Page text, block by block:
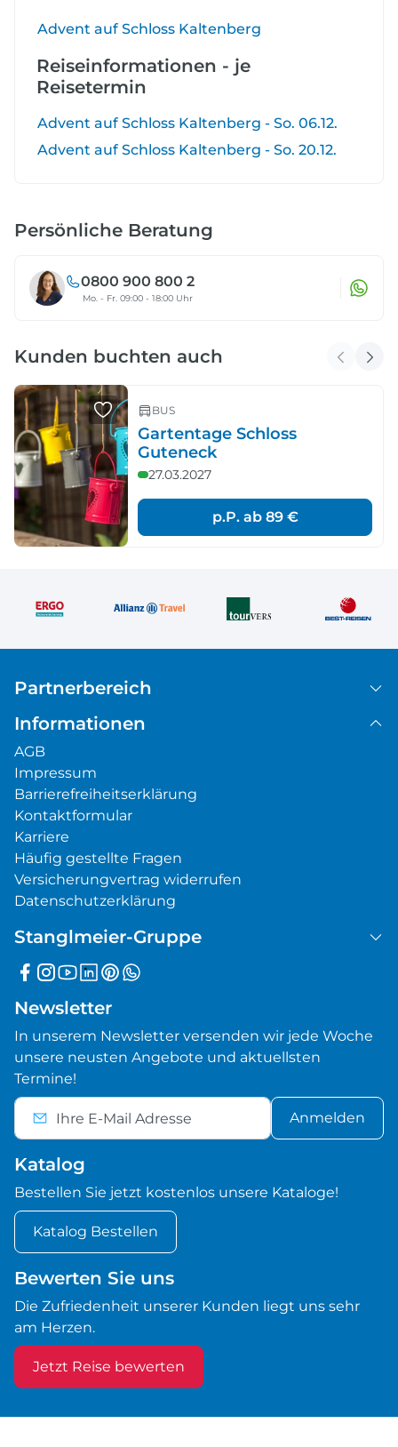
Advent auf Schloss Kaltenberg
Reiseinformationen - je
Reisetermin
Advent auf Schloss Kaltenberg - So. 06.12.
Advent auf Schloss Kaltenberg - So. 20.12.
Persönliche Beratung
0800 900 800 2
Mo. - Fr. 09:00 - 18:00 Uhr
Kunden buchten auch
BUS
Gartentage Schloss
Guteneck
27.03.2027
p.P. ab 89 €
Partnerbereich
Informationen
AGB
Impressum
Barrierefreiheitserklärung
Kontaktformular
Karriere
Häufig gestellte Fragen
Versicherungvertrag widerrufen
Datenschutzerklärung
Stanglmeier-Gruppe
Newsletter
In unserem Newsletter versenden wir jede Woche
unsere neusten Angebote und aktuellsten
Termine!
Anmelden
Katalog
Bestellen Sie jetzt kostenlos unsere Kataloge!
Katalog Bestellen
Bewerten Sie uns
Die Zufriedenheit unserer Kunden liegt uns sehr
am Herzen.
Jetzt Reise bewerten